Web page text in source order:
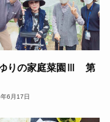
りの家庭菜園Ⅲ 第
6月17日